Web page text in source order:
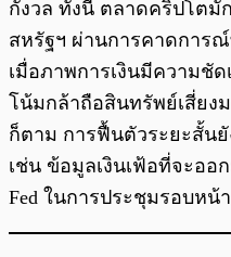
กังวล ทั้งนี้ ตลาดคริปโตมั
สหรัฐฯ ผ่านการคาดการณ์
เมื่อภาพการเงินมีความชั
โน้มกล้าถือสินทรัพย์เสี่ยง
ก็ตาม การฟื้นตัวระยะสั้น
เช่น ข้อมูลเงินเฟ้อที่จะออ
Fed ในการประชุมรอบหน้า